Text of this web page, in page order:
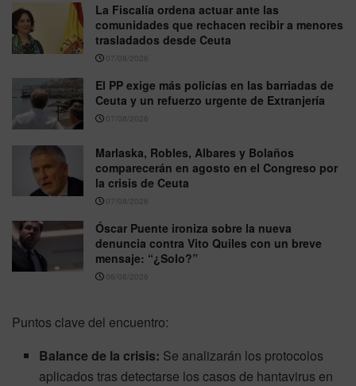
La Fiscalía ordena actuar ante las
comunidades que rechacen recibir a menores
trasladados desde Ceuta
07/08/2026
El PP exige más policías en las barriadas de
Ceuta y un refuerzo urgente de Extranjería
07/08/2026
Marlaska, Robles, Albares y Bolaños
comparecerán en agosto en el Congreso por
la crisis de Ceuta
07/08/2026
Óscar Puente ironiza sobre la nueva
denuncia contra Vito Quiles con un breve
mensaje: “¿Solo?”
06/08/2026
Puntos clave del encuentro:
Balance de la crisis: Se analizarán los protocolos
aplicados tras detectarse los casos de hantavirus en